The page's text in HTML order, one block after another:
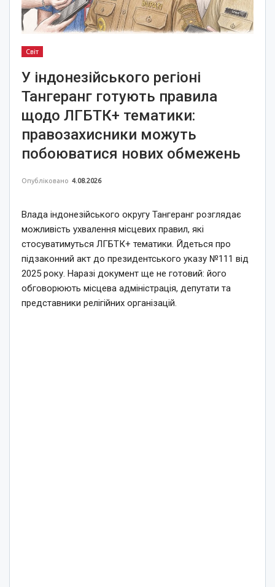
Світ
У індонезійського регіоні
Тангеранг готують правила
щодо ЛГБТК+ тематики:
правозахисники можуть
побоюватися нових обмежень
Опубліковано 4.08.2026
Влада індонезійського округу Тангеранг розглядає
можливість ухвалення місцевих правил, які
стосуватимуться ЛГБТК+ тематики. Йдеться про
підзаконний акт до президентського указу №111 від
2025 року. Наразі документ ще не готовий: його
обговорюють місцева адміністрація, депутати та
представники релігійних організацій.